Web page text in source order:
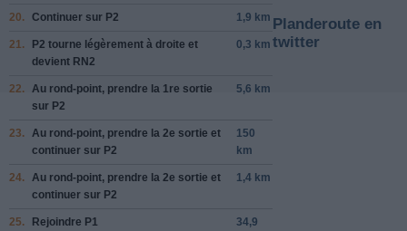
20. Continuer sur P2 1,9 km
21. P2 tourne légèrement à droite et
devient RN2
0,3 km
22. Au rond-point, prendre la 1re sortie
sur P2
5,6 km
23. Au rond-point, prendre la 2e sortie et
continuer sur P2
150
km
24. Au rond-point, prendre la 2e sortie et
continuer sur P2
1,4 km
25. Rejoindre P1
34,9
Planderoute en
twitter